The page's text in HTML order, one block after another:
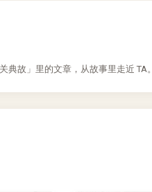
故」里的文章，从故事里走近 TA。